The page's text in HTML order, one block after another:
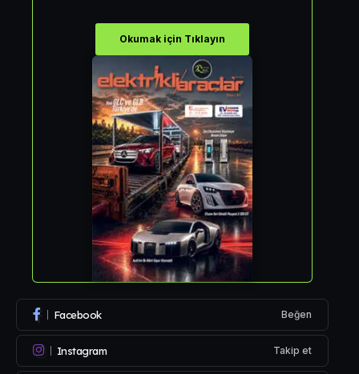
Okumak için Tıklayın
Facebook Beğen
Instagram Takip et